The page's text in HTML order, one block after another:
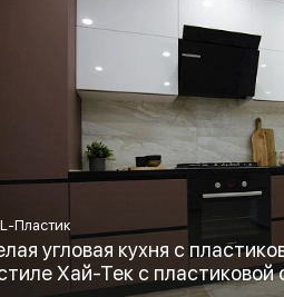
Хай-
Лофт
Пластик
угловая кухня с
Хай-Тек с